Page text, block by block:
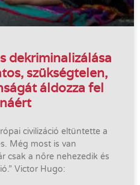
dekriminalizálása
szükségtelen,
áldozza fel
civilizáció eltüntette a
Még most is van
csak a nőre nehezedik és
Victor Hugo: